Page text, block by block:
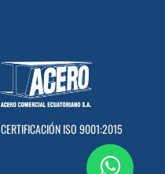
CERTIFICACIÓN ISO 9001:2015